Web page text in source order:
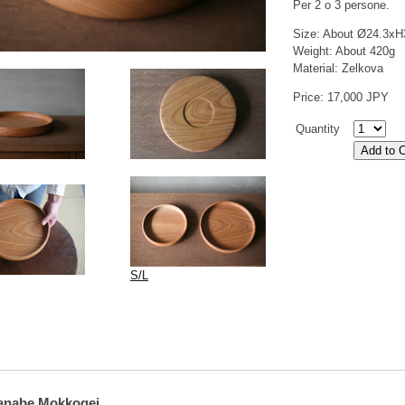
S/L
Per 2 o 3 persone.
Size: About
Weight: About 420g
Material: Zelkova
Price: 17,000 JPY
Quantity